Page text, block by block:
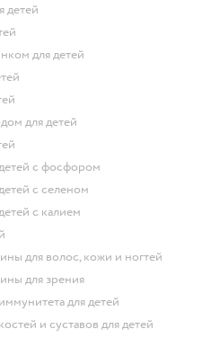
детей
для детей
для детей
с фосфором
с селеном
с калием
для волос, кожи и ногтей
для зрения
для детей
и суставов для детей